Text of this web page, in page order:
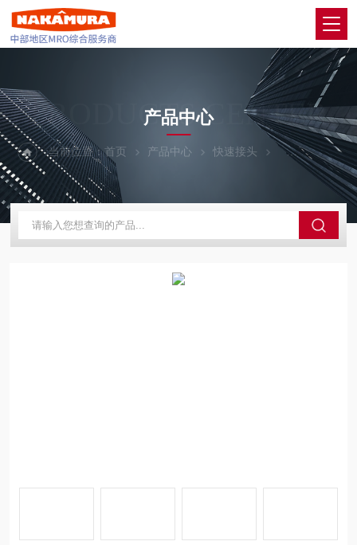
PRODUCTS CENTER
产品中心
当前位置：首页 产品中心 快速接头 NITTO KOHKI